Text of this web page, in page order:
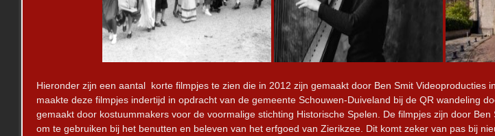
Hieronder zijn een aantal korte filmpjes te zien die in 2012 zijn gemaakt door Ben Smit Videoproducties
maakte deze filmpjes indertijd in opdracht van de gemeente Schouwen-Duiveland bij de QR wandeling
gemaakt door kostuummakers voor de voormalige stichting Historische Spelen. De filmpjes zijn door
om te gebruiken bij het benutten en beleven van het erfgoed van Zierikzee. Dit komt zeker van pas bij